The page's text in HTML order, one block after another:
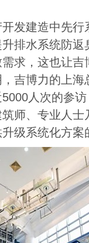
发建造中先
排水系统防
求，这也让
吉博力的上海
人次的参
师、专业人
级系统化方案